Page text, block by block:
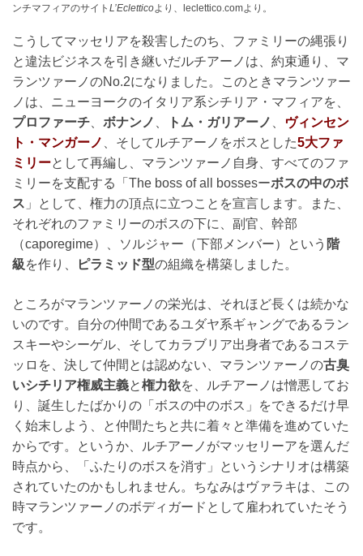
ンチマフィアのサイト L’Ecletticoより、leclettico.comより。
こうしてマッセリアを殺害したのち、ファミリーの縄張り
と違法ビジネスを引き継いだルチアーノは、約束通り、マ
ランツァーノのNo.2になりました。このときマランツァー
ノは、ニューヨークのイタリア系シチリア・マフィアを、
プロファーチ
ボナンノ トム・ガリアーノ
ヴィンセン
ト・マンガーノ
、そしてルチアーノをボスとした5大ファ
ミリーとして再編し、マランツァーノ自身、すべてのファ
ミリーを支配する「The boss of all bossesーボスの中のボ
ス 」として、権力の頂点に立つことを宣言します。また、
それぞれのファミリーのボスの下に、副官、幹部
（caporegime）、ソルジャー（下部メンバー）という 階
級を作り、 ピラミッド型の組織を構築しました。
ところがマランツァーノの栄光は、それほど長くは続かな
いのです。自分の仲間であるユダヤ系ギャングであるラン
スキーやシーゲル、そしてカラブリア出身者であるコステ
ッロを、決して仲間とは認めない、マランツァーノの古臭
いシチリア権威主義と権力欲を、ルチアーノは憎悪してお
り、誕生したばかりの「ボスの中のボス」をできるだけ早
く始末しよう、と仲間たちと共に着々と準備を進めていた
からです。というか、ルチアーノがマッセリーアを選んだ
時点から、「ふたりのボスを消す」というシナリオは構築
されていたのかもしれません。ちなみはヴァラキは、この
時マランツァーノのボディガードとして雇われていたそう
です。